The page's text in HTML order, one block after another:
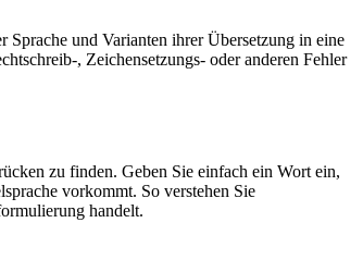
und Varianten ihrer Übersetzung in eine
, Zeichensetzungs- oder anderen Fehler
zu finden. Geben Sie einfach ein Wort ein,
vorkommt. So verstehen Sie
handelt.